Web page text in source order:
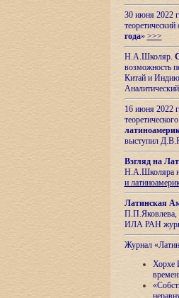
30 июня 2022
года» >>>
Н.А.Школяр.
возможность
Китай и
16 июня 2022
выступил
Взгляд на
Н.А.Школяра
и
Латинская
П.П.Яковлева,
ИЛА РАН
Журнал
Хорхе